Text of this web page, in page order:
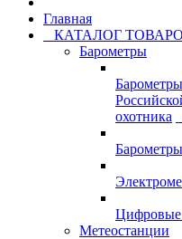
Главная
КАТАЛОГ
Барометры
охотника
Цифровые
Метеостанции